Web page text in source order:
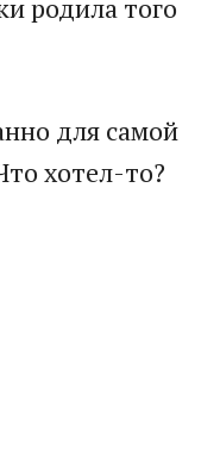
родила того
для самой
хотел-то?